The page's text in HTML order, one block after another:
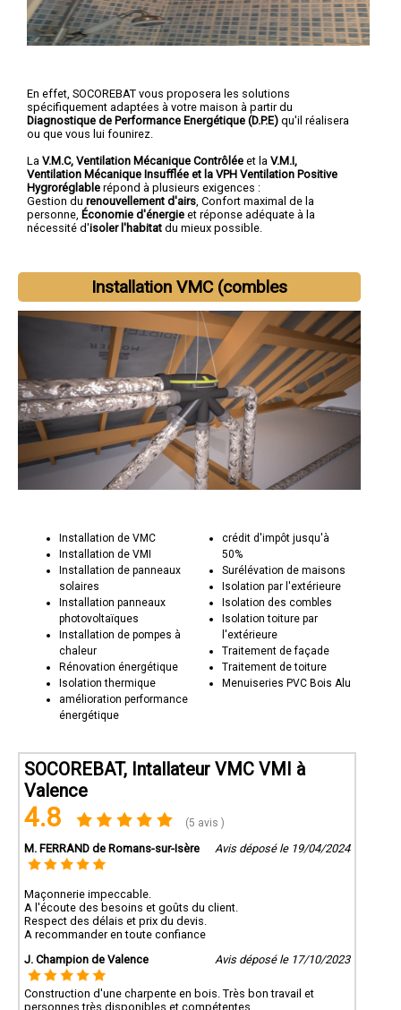
En effet, SOCOREBAT vous proposera les solutions
spécifiquement adaptées à votre maison à partir du
Diagnostique de Performance Energétique (D.P.E) qu'il réalisera
ou que vous lui founirez.
La V.M.C, Ventilation Mécanique Contrôlée et la V.M.I,
Ventilation Mécanique Insufflée et la VPH Ventilation Positive
Hygroréglable répond à plusieurs exigences :
Gestion du renouvellement d'airs , Confort maximal de la
personne, Économie d'énergie et réponse adéquate à la
nécessité d'isoler l'habitat du mieux possible.
Installation VMC (combles
Installation de VMC
Installation de VMI
Installation de panneaux
solaires
Installation panneaux
photovoltaïques
Installation de pompes à
chaleur
Rénovation énergétique
Isolation thermique
amélioration performance
énergétique
crédit d'impôt jusqu'à
50%
Surélévation de maisons
Isolation par l'extérieure
Isolation des combles
Isolation toiture par
l'extérieure
Traitement de façade
Traitement de toiture
Menuiseries PVC Bois Alu
SOCOREBAT, Intallateur VMC VMI à
Valence
4.8 (5 avis )
M. FERRAND de Romans-sur-Isère Avis déposé le 19/04/2024
Maçonnerie impeccable.
A l'écoute des besoins et goûts du client.
Respect des délais et prix du devis.
A recommander en toute confiance
J. Champion de Valence
Avis déposé le 17/10/2023
Construction d'une charpente en bois. Très bon travail et
personnes très disponibles et compétentes